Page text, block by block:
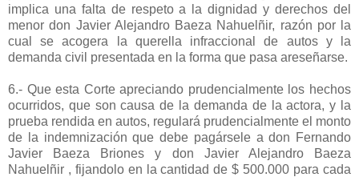
implica una falta de respeto a la dignidad y derechos del
menor don Javier Alejandro Baeza Nahuelñir, razón por la
cual se acogera la querella infraccional de autos y la
demanda civil presentada en la forma que pasa areseñarse.
6.- Que esta Corte apreciando prudencialmente los hechos
ocurridos, que son causa de la demanda de la actora, y la
prueba rendida en autos, regulará prudencialmente el monto
de la indemnización que debe pagársele a don Fernando
Javier Baeza Briones y don Javier Alejandro Baeza
Nahuelñir , fijandolo en la cantidad de $ 500.000 para cada